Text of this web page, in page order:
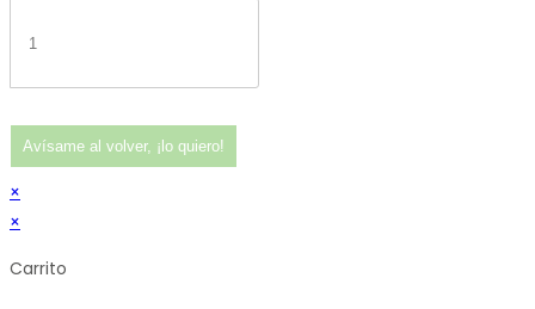
Avísame al volver, ¡lo quiero!
×
×
Carrito